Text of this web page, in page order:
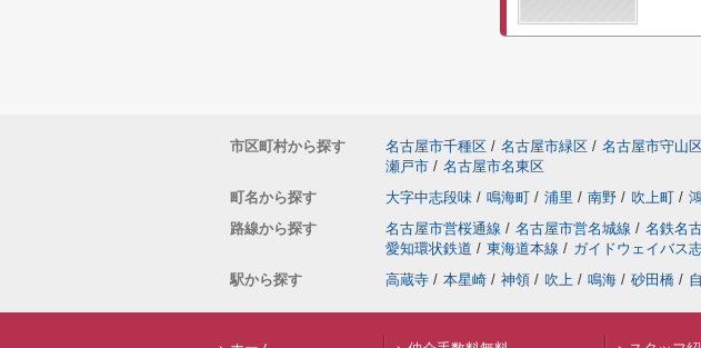
市区町村から探す 名古屋市千種区 / 名古屋市緑区 / 名古屋市守山
瀬戸市 / 名古屋市名東区
町名から探す
大字中志段味 / 鳴海町 / 浦里 / 南野 / 吹上町 /
路線から探す
名古屋市営桜通線 / 名古屋市営名城線 / 名鉄名
愛知環状鉄道 / 東海道本線 / ガイドウェイバス
駅から探す
高蔵寺 / 本星崎 / 神領 / 吹上 / 鳴海 / 砂田橋 /